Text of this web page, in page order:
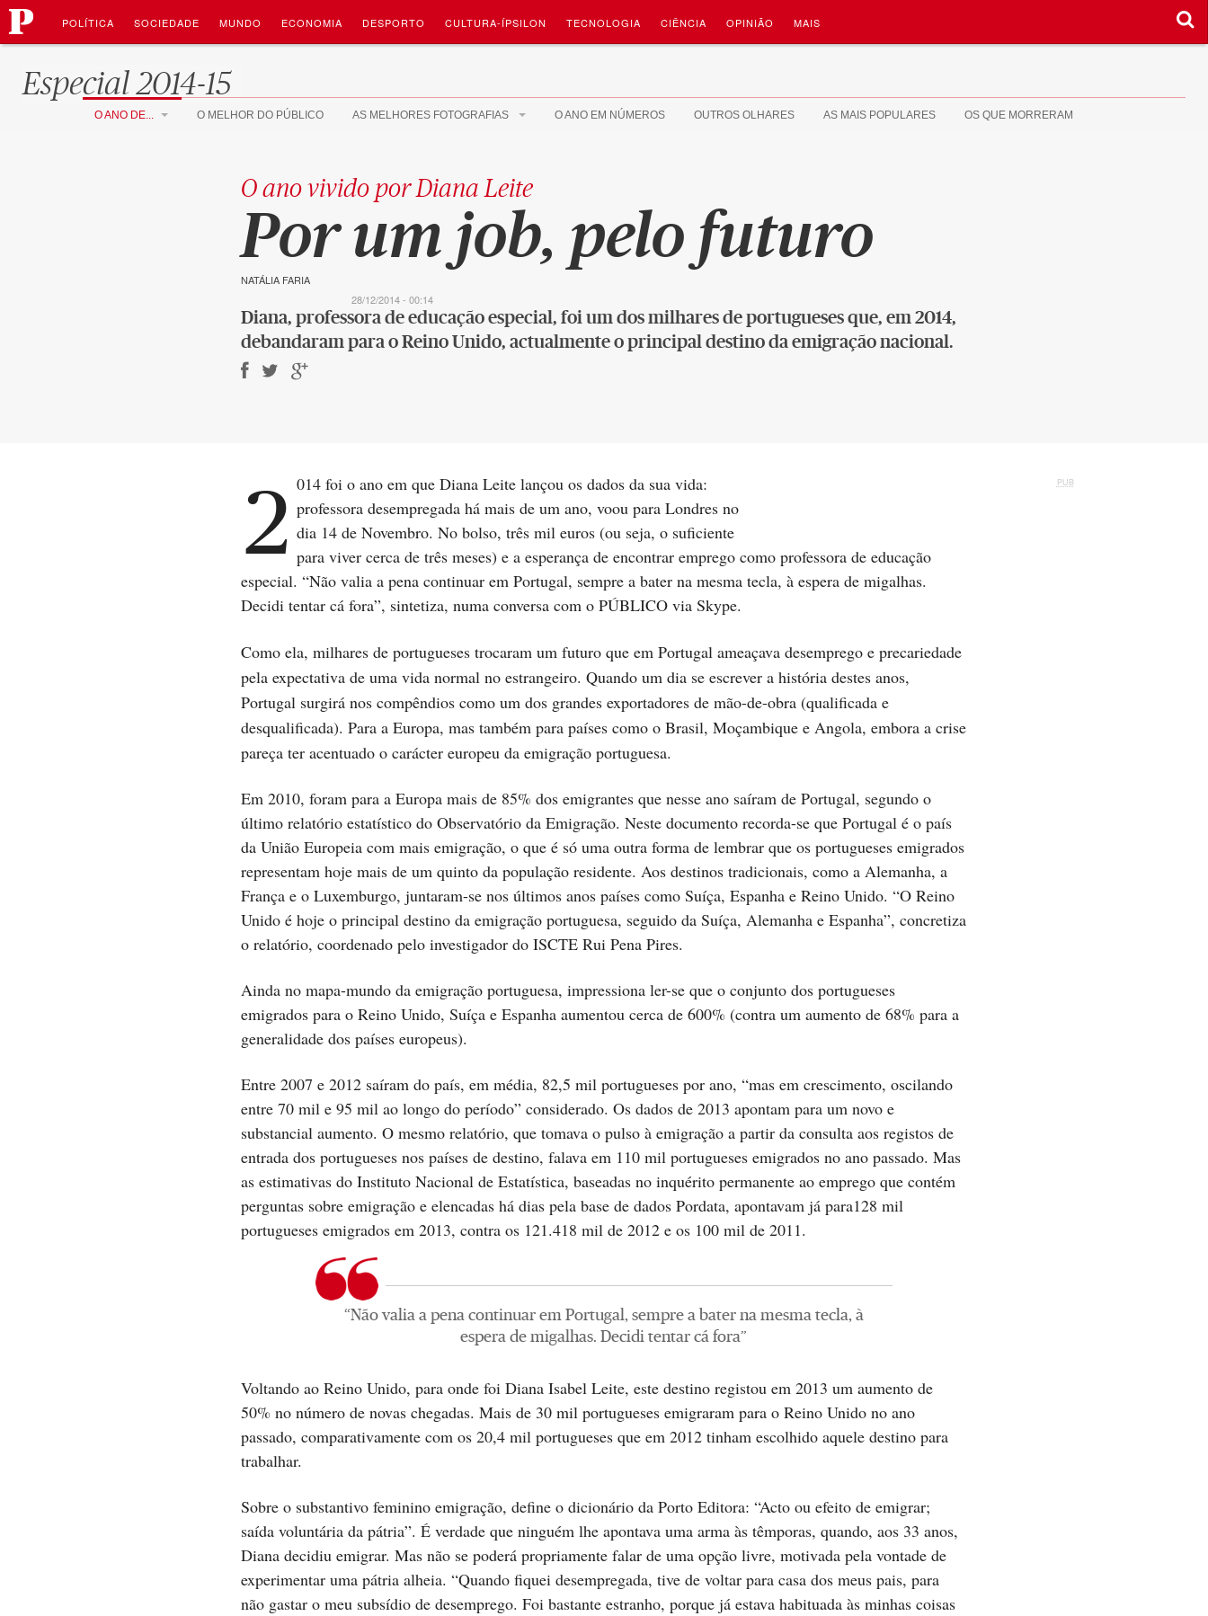
paraPOLÍTICA SOCIEDADE MUNDO ECONOMIA DESPORTO CULTURA-ÍPSILON TECNOLOGIA CIÊNCIA OPINIÃO MAIS
Especial 2014-15
O ANO DE... O MELHOR DO PÚBLICO AS MELHORES FOTOGRAFIAS O ANO EM NÚMEROS OUTROS OLHARES AS MAIS POPULARES OS QUE MORRERAM
O ano vivido por Diana Leite
:
Por um job, pelo futuro
NATÁLIA FARIA
28/12/2014 - 00:14
Diana, professora de educação especial, foi um dos milhares de portugueses que, em 2014,
debandaram para o Reino Unido, actualmente o principal destino da emigração nacional.
PUB
2014 foi o ano em que Diana Leite lançou os dados da sua vida: professora desempregada há mais de um ano, voou para Londres no
dia 14 de Novembro. No bolso, três mil euros (ou seja, o suficiente
para viver cerca de três meses) e a esperança de encontrar emprego como professora de educação
especial. “Não valia a pena continuar em Portugal, sempre a bater na mesma tecla, à espera de migalhas.
Decidi tentar cá fora”, sintetiza, numa conversa com o PÚBLICO via Skype.
Como ela, milhares de portugueses trocaram um futuro que em Portugal ameaçava desemprego e precariedade
pela expectativa de uma vida normal no estrangeiro. Quando um dia se escrever a história destes anos,
Portugal surgirá nos compêndios como um dos grandes exportadores de mão-de-obra (qualificada e
desqualificada). Para a Europa, mas também para países como o Brasil, Moçambique e Angola, embora a crise
pareça ter acentuado o carácter europeu da emigração portuguesa.
Em 2010, foram para a Europa mais de 85% dos emigrantes que nesse ano saíram de Portugal, segundo o
último relatório estatístico do Observatório da Emigração. Neste documento recorda-se que Portugal é o país
da União Europeia com mais emigração, o que é só uma outra forma de lembrar que os portugueses emigrados
representam hoje mais de um quinto da população residente. Aos destinos tradicionais, como a Alemanha, a
França e o Luxemburgo, juntaram-se nos últimos anos países como Suíça, Espanha e Reino Unido. “O Reino
Unido é hoje o principal destino da emigração portuguesa, seguido da Suíça, Alemanha e Espanha”, concretiza
o relatório, coordenado pelo investigador do ISCTE Rui Pena Pires.
Ainda no mapa-mundo da emigração portuguesa, impressiona ler-se que o conjunto dos portugueses
emigrados para o Reino Unido, Suíça e Espanha aumentou cerca de 600% (contra um aumento de 68% para a
generalidade dos países europeus).
Entre 2007 e 2012 saíram do país, em média, 82,5 mil portugueses por ano, “mas em crescimento, oscilando
entre 70 mil e 95 mil ao longo do período” considerado. Os dados de 2013 apontam para um novo e
substancial aumento. O mesmo relatório, que tomava o pulso à emigração a partir da consulta aos registos de
entrada dos portugueses nos países de destino, falava em 110 mil portugueses emigrados no ano passado. Mas
as estimativas do Instituto Nacional de Estatística, baseadas no inquérito permanente ao emprego que contém
perguntas sobre emigração e elencadas há dias pela base de dados Pordata, apontavam já para128 mil
portugueses emigrados em 2013, contra os 121.418 mil de 2012 e os 100 mil de 2011.
“Não valia a pena continuar em Portugal, sempre a bater na mesma tecla, à
espera de migalhas. Decidi tentar cá fora”
Voltando ao Reino Unido, para onde foi Diana Isabel Leite, este destino registou em 2013 um aumento de
50% no número de novas chegadas. Mais de 30 mil portugueses emigraram para o Reino Unido no ano
passado, comparativamente com os 20,4 mil portugueses que em 2012 tinham escolhido aquele destino para
trabalhar.
Sobre o substantivo feminino emigração, define o dicionário da Porto Editora: “Acto ou efeito de emigrar;
saída voluntária da pátria”. É verdade que ninguém lhe apontava uma arma às têmporas, quando, aos 33 anos,
Diana decidiu emigrar. Mas não se poderá propriamente falar de uma opção livre, motivada pela vontade de
experimentar uma pátria alheia. “Quando fiquei desempregada, tive de voltar para casa dos meus pais, para
não gastar o meu subsídio de desemprego. Foi bastante estranho, porque já estava habituada às minhas coisas